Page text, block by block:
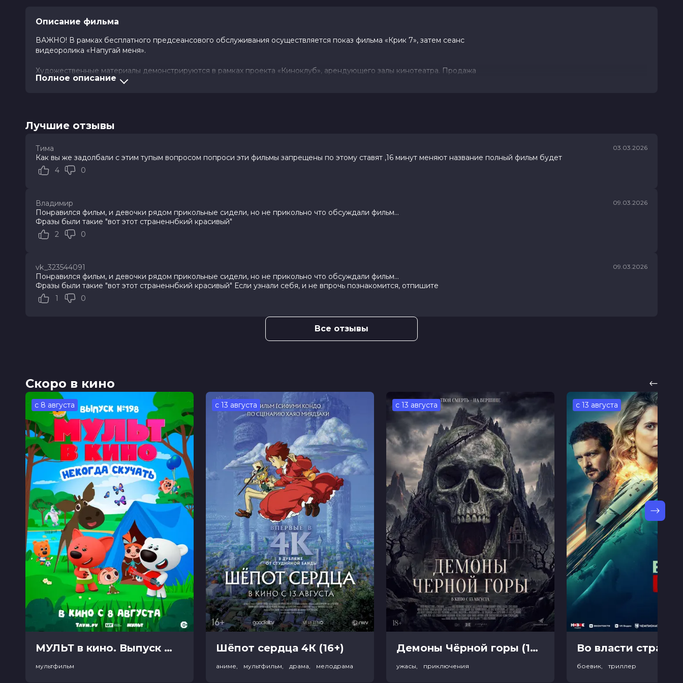
Описание фильма
ВАЖНО! В рамках бесплатного предсеансового обслуживания осуществляется показ фильма «Крик 7», затем сеанс
видеоролика «Напугай меня».
Художественные материалы демонстрируются в рамках проекта «Киноклуб», арендующего залы кинотеатра. Продажа
доступна только онлайн.
столкнуться с ужасами прошлого, чтобы раз и навсегда положить конец кровопролитию.
Оценка
Год
2026
Страна
Режиссер
Продюсеры
Джеймс Вандербилт, Гари Барбер, Emily Kacere
Сценаристы
Кевин Уильямсон, Джеймс Вандербилт, Гай Бусик
Жанр
Меморандум
Полное описание
Лучшие отзывы
Тима 03.03.2026
Как вы же задолбали с этим тупым вопросом попроси эти фильмы запрещены по этому ставят ,16 минут меняют название полный фильм будет
4
0
Владимир 09.03.2026
Понравился фильм, и девочки рядом прикольные сидели, но не прикольно что обсуждали фильм...
Фразы были такие "вот этот страненнбкий красивый"
2
0
vk_323544091 09.03.2026
Понравился фильм, и девочки рядом прикольные сидели, но не прикольно что обсуждали фильм...
Фразы были такие "вот этот страненнбкий красивый" Если узнали себя, и не впрочь познакомится, отпишите
1
0
Все отзывы
Скоро в кино
с 8 августа
МУЛЬТ в кино. Выпуск №198. Некогда скучать (0+)
мультфильм
с 13 августа
Шёпот сердца 4К (16+)
аниме, мультфильм, драма, мелодрама
с 13 августа
Демоны Чёрной горы (18+)
ужасы, приключения
с 13 августа
Во власти страха
боевик, триллер